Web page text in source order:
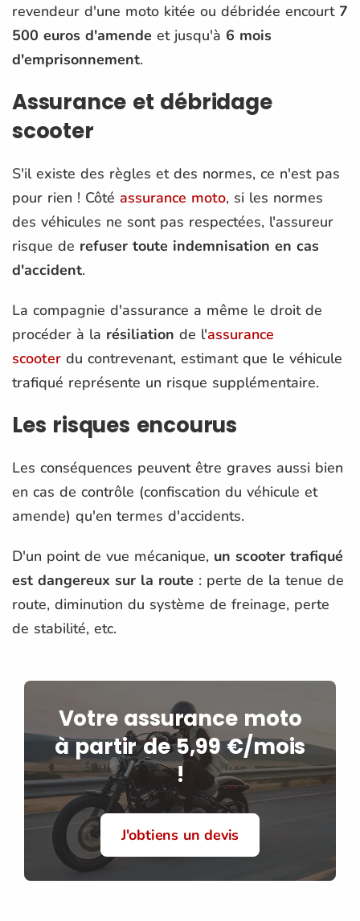
revendeur d'une moto kitée ou débridée encourt 7
500 euros d'amende et jusqu'à 6 mois
d'emprisonnement.
Assurance et débridage
scooter
S'il existe des règles et des normes, ce n'est pas
pour rien ! Côté assurance moto, si les normes
des véhicules ne sont pas respectées, l'assureur
risque de refuser toute indemnisation en cas
d'accident.
La compagnie d'assurance a même le droit de
procéder à la résiliation de l'assurance
scooter du contrevenant, estimant que le véhicule
trafiqué représente un risque supplémentaire.
Les risques encourus
Les conséquences peuvent être graves aussi bien
en cas de contrôle (confiscation du véhicule et
amende) qu'en termes d'accidents.
D'un point de vue mécanique, un scooter trafiqué
est dangereux sur la route : perte de la tenue de
route, diminution du système de freinage, perte
de stabilité, etc.
Votre assurance moto
à partir de 5,99 €/mois
!
J'obtiens un devis